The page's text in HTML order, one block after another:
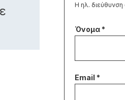
Η ηλ. διεύθυνση